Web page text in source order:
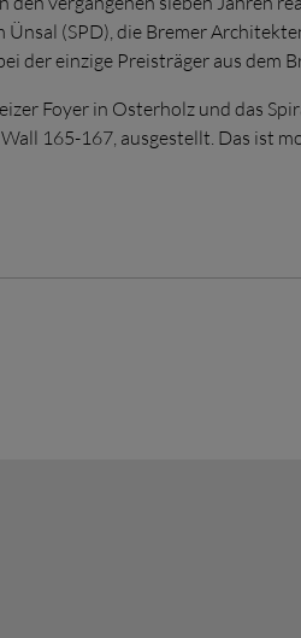
Ünsal (SPD), die Bremer
der einzige Preisträger aus dem
Foyer in Osterholz und das
165-167, ausgestellt. Das ist